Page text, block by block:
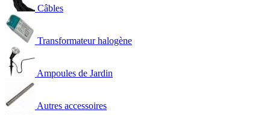
Câbles
Transformateur halogène
Ampoules de Jardin
Autres accessoires